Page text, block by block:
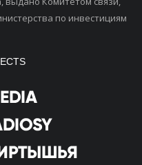
по инвестициям